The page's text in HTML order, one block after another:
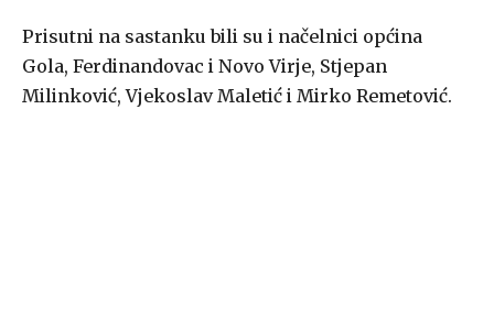
Prisutni na sastanku bili su i načelnici općina
Gola, Ferdinandovac i Novo Virje, Stjepan
Milinković, Vjekoslav Maletić i Mirko Remetović.